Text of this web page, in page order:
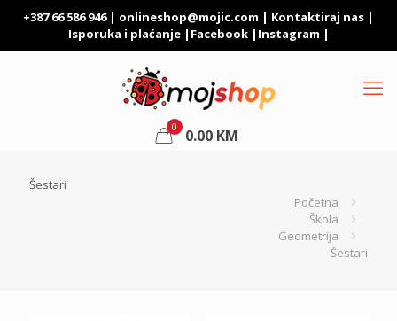
+387 66 586 946 | onlineshop@mojic.com | Kontaktiraj nas |
Isporuka i plaćanje| Facebook| Instagram |
0 0.00 KM
Šestari
Početna
Škola
Geometrija
Šestari